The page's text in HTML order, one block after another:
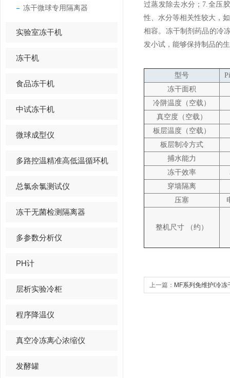
冻干微球专用隔离器
实验室冻干机
冻干机
食品冻干机
中试冻干机
微球成型仪
多路控温精准高低温循环机
总氯余氯测试仪
冻干无菌检测隔离器
多参数分析仪
PH计
层析实验冷柜
程序降温仪
真空冷冻离心浓缩仪
发酵罐
过蒸发除去水分； 7.全压
性、水分等相关性较大，
相容。冻干制剂药品的冷
发小试，能够保持制品的
型号
冻干面积
冷阱温度（空载）
真空度（空载）
板层温度（空载）
板层制冷方式
捕水能力
冻干效率
穿墙隔离
压塞
整机尺寸 （约）
上一篇： MF系列免维护l冷冻